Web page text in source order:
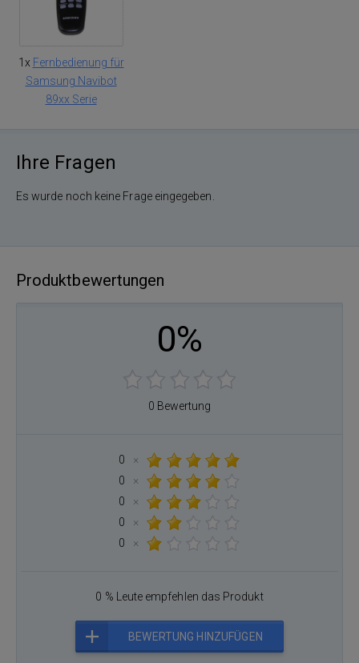
1x Fernbedienung für
Samsung Navibot
89xx Serie
Ihre Fragen
Es wurde noch keine Frage eingegeben.
Produktbewertungen
0%
0 Bewertung
0
×
0
×
0
×
0
×
0
×
0 % Leute empfehlen das Produkt
BEWERTUNG HINZUFÜGEN